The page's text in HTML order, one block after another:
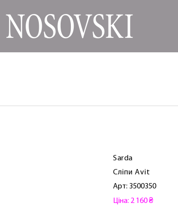
Sarda
Сліпи Avit
Арт: 3500350
Ціна: 2 160 ₴